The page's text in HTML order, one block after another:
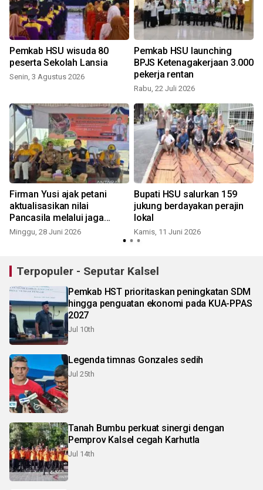
Pemkab HSU wisuda 80
peserta Sekolah Lansia
Senin, 3 Agustus 2026
Pemkab HSU launching
BPJS Ketenagakerjaan 3.000
pekerja rentan
Rabu, 22 Juli 2026
Firman Yusi ajak petani
aktualisasikan nilai
Pancasila melalui jaga
lingkungan
Minggu, 28 Juni 2026
Bupati HSU salurkan 159
jukung berdayakan perajin
lokal
Kamis, 11 Juni 2026
Terpopuler - Seputar Kalsel
Pemkab HST prioritaskan peningkatan SDM
hingga penguatan ekonomi pada KUA-PPAS
2027
Jul 10th
Legenda timnas Gonzales sedih
Jul 25th
Tanah Bumbu perkuat sinergi dengan
Pemprov Kalsel cegah Karhutla
Jul 14th